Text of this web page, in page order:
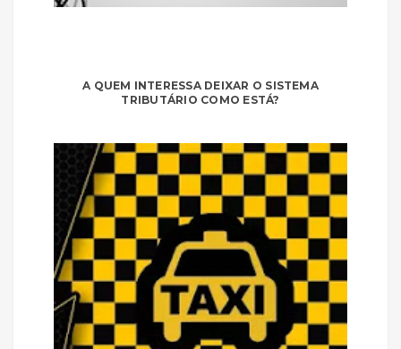
A QUEM INTERESSA DEIXAR O SISTEMA
TRIBUTÁRIO COMO ESTÁ?